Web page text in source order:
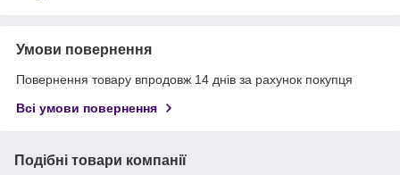
Умови повернення
Повернення товару впродовж 14 днів за рахунок покупця
Всі умови повернення
Подібні товари компанії